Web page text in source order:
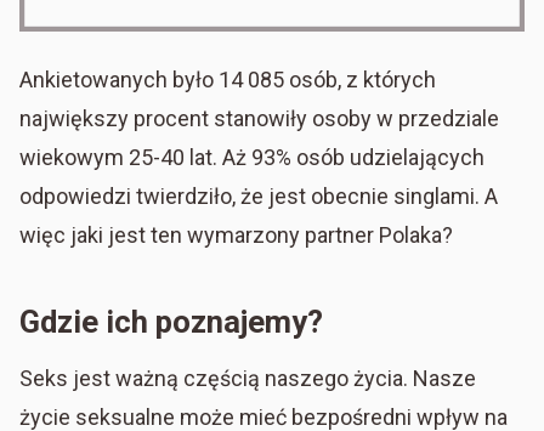
Ankietowanych było 14 085 osób, z których
największy procent stanowiły osoby w przedziale
wiekowym 25-40 lat. Aż 93% osób udzielających
odpowiedzi twierdziło, że jest obecnie singlami. A
więc jaki jest ten wymarzony partner Polaka?
Gdzie ich poznajemy?
Seks jest ważną częścią naszego życia. Nasze
życie seksualne może mieć bezpośredni wpływ na